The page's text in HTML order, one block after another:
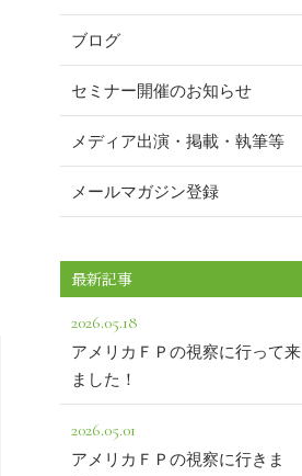
ブログ
セミナー開催のお知らせ
メディア出演・掲載・執筆等
メールマガジン登録
最新記事
2026.05.18
アメリカＦＰの視察に行って来
ました！
2026.05.01
アメリカＦＰの視察に行きま